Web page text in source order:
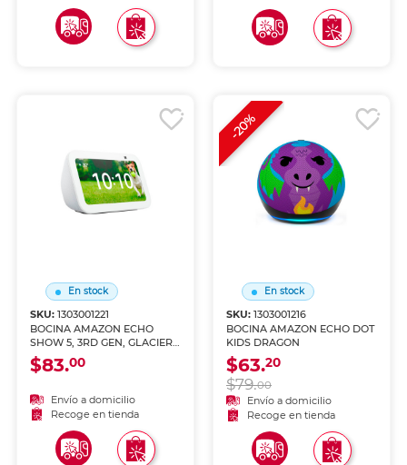
En stock
SKU:1303001221
BOCINA AMAZON ECHO
SHOW 5, 3RD GEN, GLACIER
WHITE
$83.00
Envío a domicilio
Recoge en tienda
En stock
SKU: 1303001216
BOCINA AMAZON ECHO DOT
KIDS DRAGON
$63.20
$79.00
Envío a domicilio
Recoge en tienda
-20%